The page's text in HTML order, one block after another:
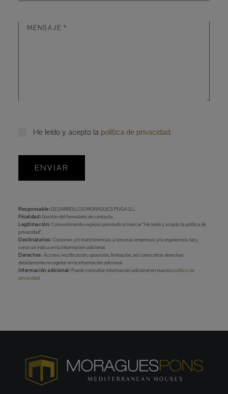
He leído y acepto la política de privacidad.
ENVIAR
Responsable:DESARROLLOS MORAGUES PUGA S.L.
Finalidad:Gestión del formulario de contacto.
Legitimación: Consentimiento expreso prestado al marcar “He leído y acepto la política de
privacidad”.
Destinatarios: Cesiones y/o transferencias a terceras empresas y/o organismos tal y
como se indica en la información adicional.
Derechos: Acceso, rectificación, oposición, limitación, así como otros derechos
debidamente recogidos en la información adicional.
Información adicional: Puede consultar información adicional en nuestrapolítica de
privacidad.